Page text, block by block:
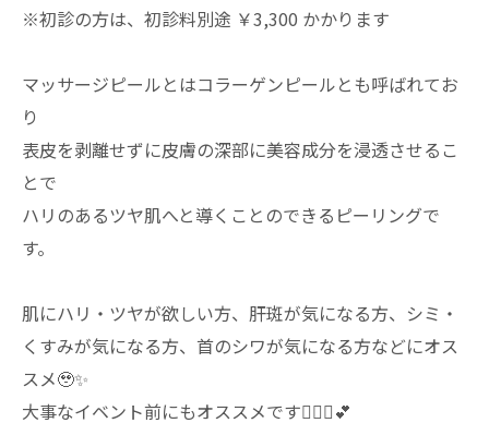
※初診の方は、初診料別途 ￥3,300 かかります
マッサージピールとはコラーゲンピールとも呼ばれてお
り
表皮を剥離せずに皮膚の深部に美容成分を浸透させるこ
とで
ハリのあるツヤ肌へと導くことのできるピーリングで
す。
肌にハリ・ツヤが欲しい方、肝斑が気になる方、シミ・
くすみが気になる方、首のシワが気になる方などにオス
スメ🥹✨
大事なイベント前にもオススメです👰🏻‍♀️💕